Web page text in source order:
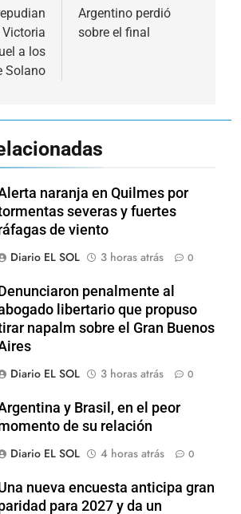
a los
Solano
Argentino perdió
sobre el final
naranja en Quilmes por
severas y fuertes
de viento
Diario EL SOL
3 horas atrás 0
penalmente al
libertario que propuso
napalm sobre el Gran Buenos
Diario EL SOL
3 horas atrás 0
y Brasil, en el peor
de su relación
Diario EL SOL
4 horas atrás 0
nueva encuesta anticipa gran
para 2027 y da un